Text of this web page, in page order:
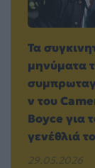
Τα
μηνύματα
ν του
Boyce για
γενέθλιά
29.05.2026